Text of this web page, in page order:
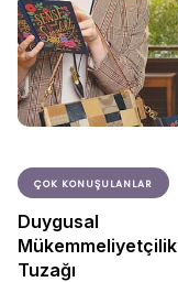
ÇOK KONUŞULANLAR
Duygusal
Mükemmeliyetçilik
Tuzağı